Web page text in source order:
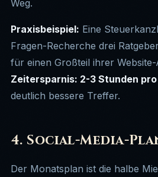
Weg.
Praxisbeispiel: Eine
Fragen-Recherche drei
für einen Großteil ihrer
Zeitersparnis: 2-3 Stunden
deutlich bessere Treffer.
4. Social-Media-
Der Monatsplan ist die halbe